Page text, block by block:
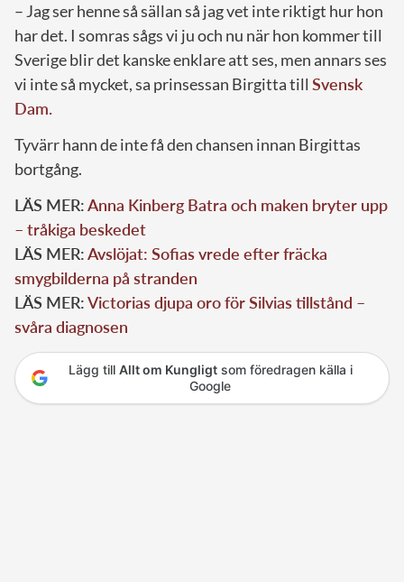
– Jag ser henne så sällan så jag vet inte riktigt hur hon
har det. I somras sågs vi ju och nu när hon kommer till
Sverige blir det kanske enklare att ses, men annars ses
vi inte så mycket, sa prinsessan Birgitta till Svensk
Dam.
Tyvärr hann de inte få den chansen innan Birgittas
bortgång.
LÄS MER:Anna Kinberg Batra och maken bryter upp
– tråkiga beskedet
LÄS MER:Avslöjat: Sofias vrede efter fräcka
smygbilderna på stranden
LÄS MER:Victorias djupa oro för Silvias tillstånd –
svåra diagnosen
Lägg till Allt om Kungligtsom föredragen källa i
Google